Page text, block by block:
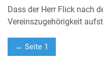
Dass der Herr Flick nach
Vereinszugehörigkeit
← Seite 1